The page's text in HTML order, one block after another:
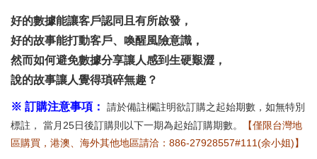
好的數據能讓客戶認同且有所啟發，
好的故事能打動客戶、喚醒風險意識，
然而如何避免數據分享讓人感到生硬艱澀，
說的故事讓人覺得瑣碎無趣？
※ 訂購注意事項：
請於備註欄註明欲訂購之起始期數，如無特別
標註， 當月25日後訂購則以下一期為起始訂購期數。
【僅限台灣地
區購買，港澳、海外其他地區請洽：886-27928557#111(余小姐)】